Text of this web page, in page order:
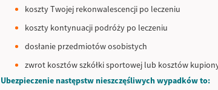
koszty Twojej rekonwalescencji po leczeniu
koszty kontynuacji podróży po leczeniu
dosłanie przedmiotów osobistych
zwrot kosztów szkółki sportowej lub kosztów
Ubezpieczenie następstw nieszczęśliwych wypadków to: